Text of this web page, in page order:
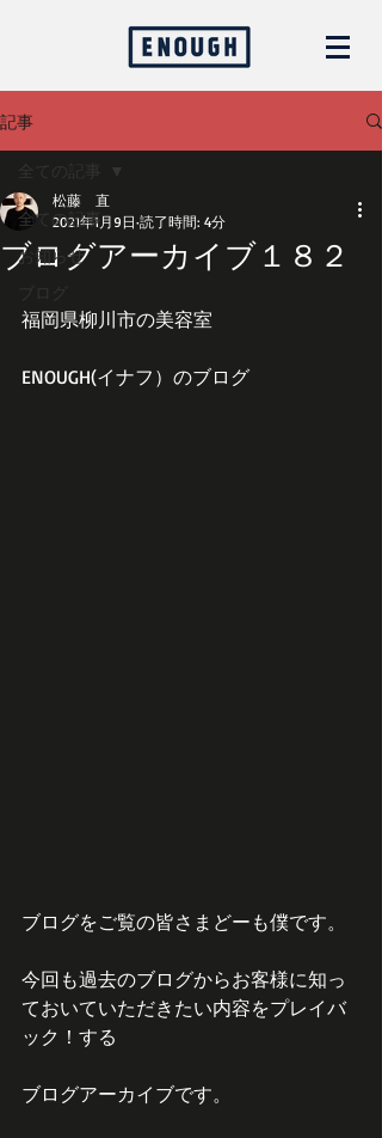
記事
全ての記事
お知らせ
ブログ
全ての記事
ブログアーカイブ１８２
松藤 直
2021年1月9日 読了時間: 4分
福岡県柳川市の美容室
ENOUGH(イナフ）のブログ
ブログをご覧の皆さまどーも僕です。
今回も過去のブログからお客様に知っ
ておいていただきたい内容をプレイバ
ック！する
ブログアーカイブです。